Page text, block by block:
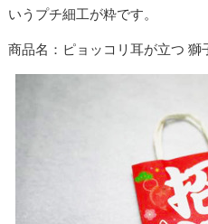
いうプチ細工が粋です。
商品名：ピョッコリ耳が立つ 獅